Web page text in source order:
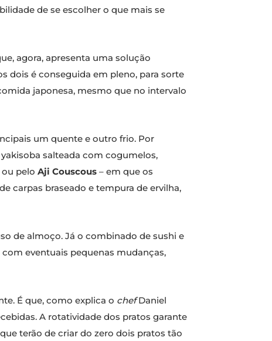
de se escolher o que mais se
agora, apresenta uma solução
dois é conseguida em pleno, para sorte
japonesa, mesmo que no intervalo
um quente e outro frio. Por
yakisoba salteada com cogumelos,
pelo Aji Couscous – em que os
carpas braseado e tempura de ervilha,
de almoço. Já o combinado de sushi e
eventuais pequenas mudanças,
É que, como explica o chefDaniel
A rotatividade dos pratos garante
terão de criar do zero dois pratos tão